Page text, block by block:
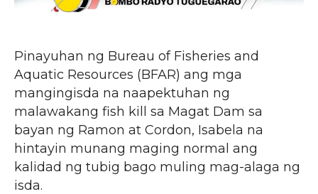
Pinayuhan ng Bureau of Fisheries and
Aquatic Resources (BFAR) ang mga
mangingisda na naapektuhan ng
malawakang fish kill sa Magat Dam sa
bayan ng Ramon at Cordon, Isabela na
hintayin munang maging normal ang
kalidad ng tubig bago muling mag-alaga ng
isda.